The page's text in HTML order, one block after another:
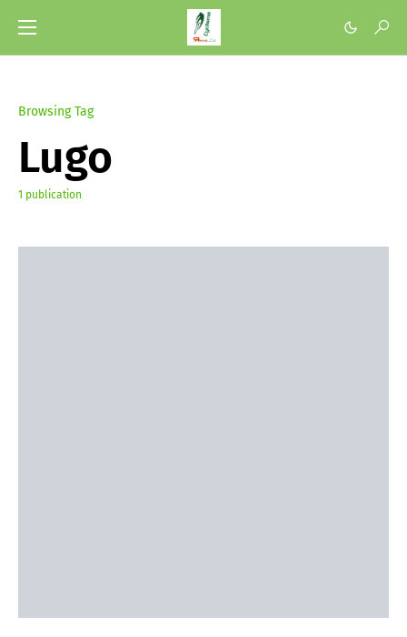
Browsing Tag
Lugo
1 publication